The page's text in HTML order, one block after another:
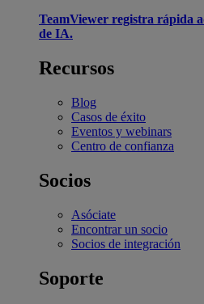
TeamViewer registra rápida
de IA.
Recursos
Blog
Casos de éxito
Eventos y webinars
Centro de confianza
Socios
Asóciate
Encontrar un socio
Socios de integración
Soporte